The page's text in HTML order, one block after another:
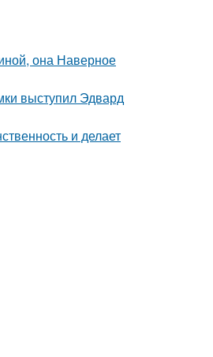
она Наверное
выступил Эдвард
и делает